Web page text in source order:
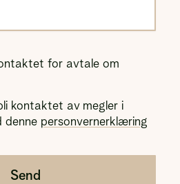
for avtale om
kontaktet av megler i
denne personvernerklæring
Send